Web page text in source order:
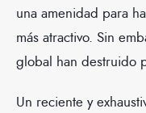
una amenidad para
más atractivo. Sin
global han destruido
Un reciente y